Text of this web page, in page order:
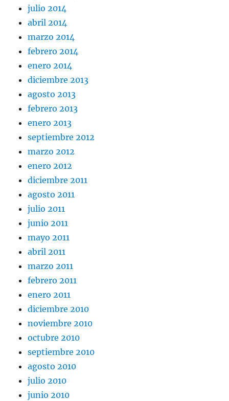
julio 2014
abril 2014
marzo 2014
febrero 2014
enero 2014
diciembre 2013
agosto 2013
febrero 2013
enero 2013
septiembre 2012
marzo 2012
enero 2012
diciembre 2011
agosto 2011
julio 2011
junio 2011
mayo 2011
abril 2011
marzo 2011
febrero 2011
enero 2011
diciembre 2010
noviembre 2010
octubre 2010
septiembre 2010
agosto 2010
julio 2010
junio 2010